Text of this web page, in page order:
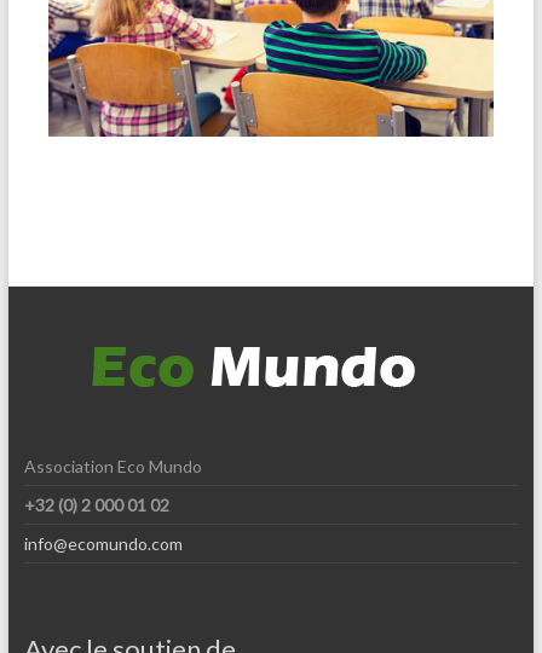
Association Eco Mundo
+32 (0) 2 000 01 02
info@ecomundo.com